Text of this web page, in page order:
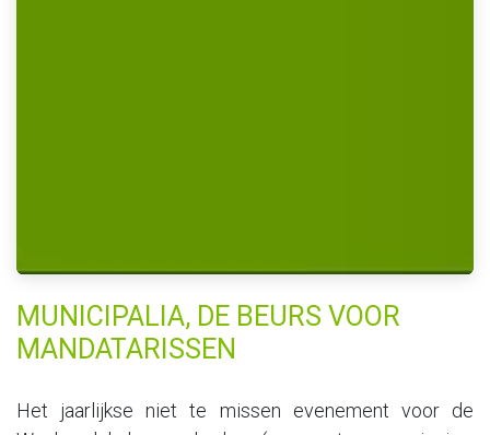
MUNICIPALIA, DE BEURS VOOR
MANDATARISSEN
Het jaarlijkse niet te missen evenement voor de